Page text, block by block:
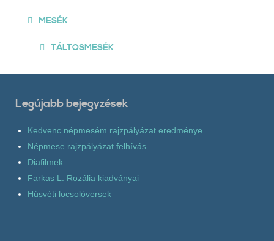
MESÉK
TÁLTOSMESÉK
Legújabb bejegyzések
Kedvenc népmesém rajzpályázat eredménye
Népmese rajzpályázat felhívás
Diafilmek
Farkas L. Rozália kiadványai
Húsvéti locsolóversek